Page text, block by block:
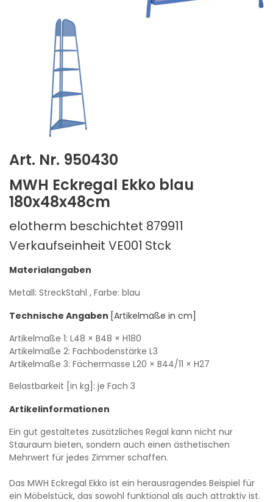
Art. Nr. 950430
MWH Eckregal Ekko blau
180x48x48cm
elotherm beschichtet 879911
Verkaufseinheit VE001 Stck
Materialangaben
Metall: StreckStahl , Farbe: blau
Technische Angaben [Artikelmaße in cm]
Artikelmaße 1: L48 × B48 × H180
Artikelmaße 2: Fachbodenstärke L3
Artikelmaße 3: Fächermasse L20 × B44/11 × H27
Belastbarkeit [in kg]: je Fach 3
Artikelinformationen
Ein gut gestaltetes zusätzliches Regal kann nicht nur
Stauraum bieten, sondern auch einen ästhetischen
Mehrwert für jedes Zimmer schaffen.
Das MWH Eckregal Ekko ist ein herausragendes Beispiel für
ein Möbelstück, das sowohl funktional als auch attraktiv ist.